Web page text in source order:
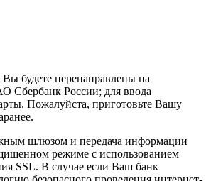
будете перенаправлены на
Сбербанк России; для ввода
Пожалуйста, приготовьте Вашу
шлюзом и передача информации
режиме с использованием
SSL. В случае если Ваш банк